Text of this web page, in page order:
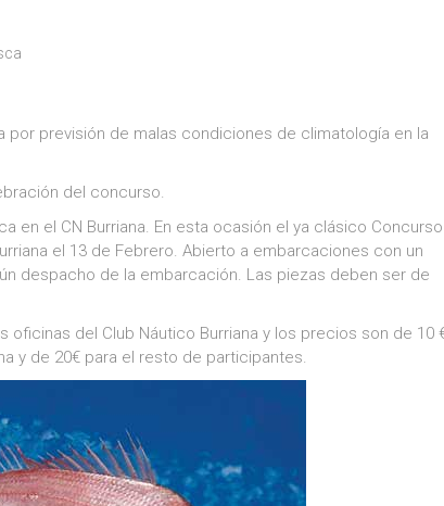
por previsión de malas condiciones de climatología en la
del concurso.
en el CN Burriana. En esta ocasión el ya clásico Concurso
el 13 de Febrero. Abierto a embarcaciones con un
despacho de la embarcación. Las piezas deben ser de
oficinas del Club Náutico Burriana y los precios son de 10
y de 20€ para el resto de participantes.